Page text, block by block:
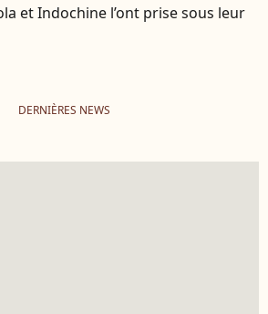
et Indochine l’ont prise sous leur
DERNIÈRES NEWS